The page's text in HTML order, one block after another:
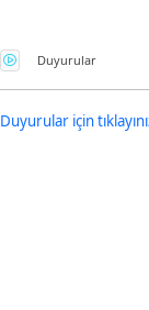
Güvenlik Kodunu
Duyurular
Duyurular için